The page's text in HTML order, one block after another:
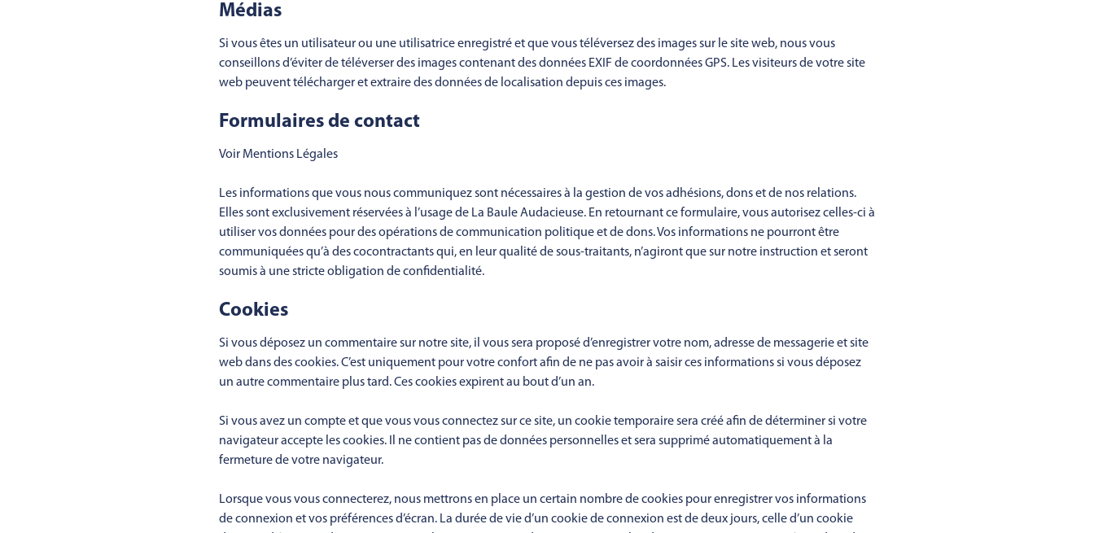
Médias
Si vous êtes un utilisateur ou une utilisatrice enregistré et que vous téléversez des images sur le site web, nous vous
conseillons d’éviter de téléverser des images contenant des données EXIF de coordonnées GPS. Les visiteurs de votre site
web peuvent télécharger et extraire des données de localisation depuis ces images.
Formulaires de contact
Voir Mentions Légales
Les informations que vous nous communiquez sont nécessaires à la gestion de vos adhésions, dons et de nos relations.
Elles sont exclusivement réservées à l’usage de La Baule Audacieuse. En retournant ce formulaire, vous autorisez celles-ci à
utiliser vos données pour des opérations de communication politique et de dons. Vos informations ne pourront être
communiquées qu’à des cocontractants qui, en leur qualité de sous-traitants, n’agiront que sur notre instruction et seront
soumis à une stricte obligation de confidentialité.
Cookies
Si vous déposez un commentaire sur notre site, il vous sera proposé d’enregistrer votre nom, adresse de messagerie et site
web dans des cookies. C’est uniquement pour votre confort afin de ne pas avoir à saisir ces informations si vous déposez
un autre commentaire plus tard. Ces cookies expirent au bout d’un an.
Si vous avez un compte et que vous vous connectez sur ce site, un cookie temporaire sera créé afin de déterminer si votre
navigateur accepte les cookies. Il ne contient pas de données personnelles et sera supprimé automatiquement à la
fermeture de votre navigateur.
Lorsque vous vous connecterez, nous mettrons en place un certain nombre de cookies pour enregistrer vos informations
de connexion et vos préférences d’écran. La durée de vie d’un cookie de connexion est de deux jours, celle d’un cookie